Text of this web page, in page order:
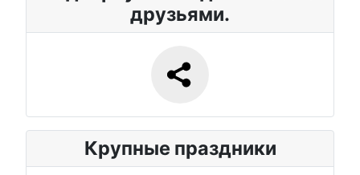
друзьями.
Крупные праздники